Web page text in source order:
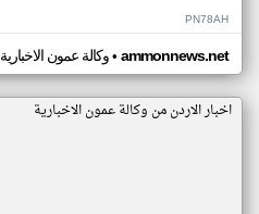
PN78AH
وكالة عمون الاخبارية• ammonnews.net
اخبار الاردن من وكالة عمون الاخبارية